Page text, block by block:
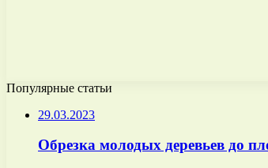
Популярные статьи
29.03.2023
Обрезка молодых деревьев до